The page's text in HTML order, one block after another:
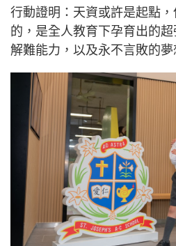
行動證明：天資或許是起點
的，是全人教育下孕育出的
解難能力，以及永不言敗的夢